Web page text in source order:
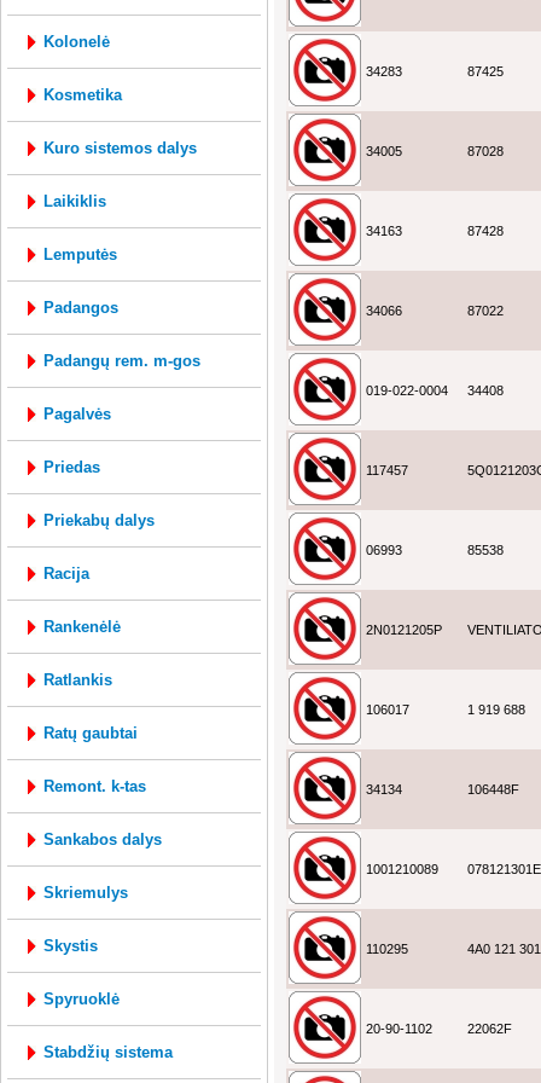
kolonelė
kosmetika
kuro sistemos dalys
laikiklis
lemputės
padangos
padangų rem. m-gos
pagalvės
priedas
priekabų dalys
racija
rankenėlė
ratlankis
ratų gaubtai
remont. k-tas
sankabos dalys
skriemulys
skystis
spyruoklė
stabdžių sistema
34283 87425
34005 87028
34163 87428
34066 87022
019-022-0004 34408
117457
06993 85538
2N0121205P
106017 1 919 688
34134 106448F
1001210089 078121301E
110295 4A0 121 301
20-90-1102 22062F